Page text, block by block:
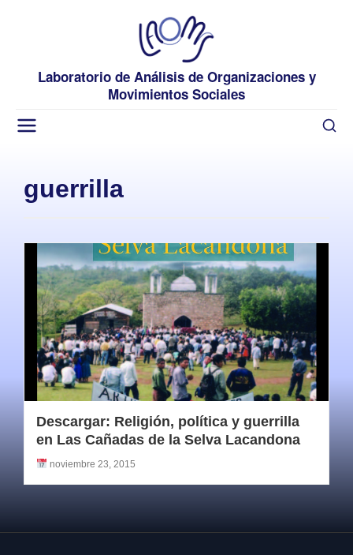
Laboratorio de Análisis de Organizaciones y
Movimientos Sociales
guerrilla
Descargar: Religión, política y guerrilla
en Las Cañadas de la Selva Lacandona
noviembre 23, 2015